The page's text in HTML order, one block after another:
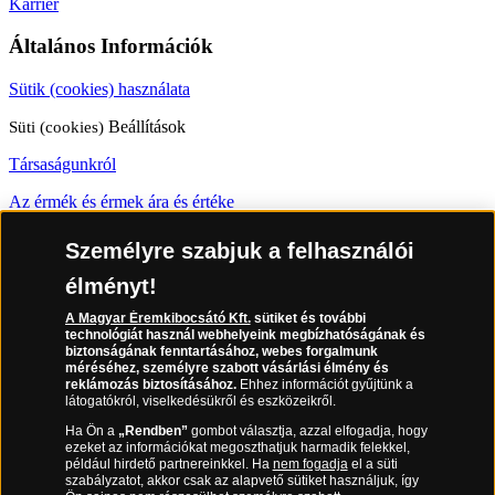
Általános Információk
Sütik (cookies) használata
Süti (cookies) Beállítások
Társaságunkról
Az érmék és érmek ára és értéke
Gyakran ismételt kérdések
Adatkezelés
06 80 888 889
(díjmentesen hívható hétfőtől csütörtökig 9.00 és 17.00 óra között,
péntekenként 9.00 és 15.00 óra között)
Személyre szabjuk a felhasználói
élményt!
A Magyar Éremkibocsátó Kft.sütiket és további
technológiát használ webhelyeink megbízhatóságának és
biztonságának fenntartásához, webes forgalmunk
méréséhez, személyre szabott vásárlási élmény és
reklámozás biztosításához.Ehhez információt gyűjtünk a
látogatókról, viselkedésükről és eszközeikről.
Ha Ön a „Rendben”gombot választja, azzal elfogadja, hogy
ezeket az információkat megoszthatjuk harmadik felekkel,
például hirdető partnereinkkel. Ha nem fogadjael a süti
szabályzatot, akkor csak az alapvető sütiket használjuk, így